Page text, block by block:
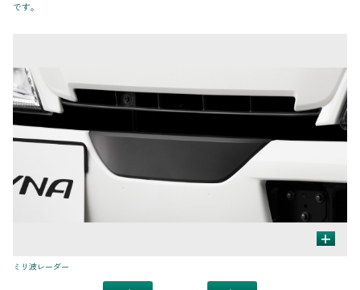
です。
+
ミリ波レーダー